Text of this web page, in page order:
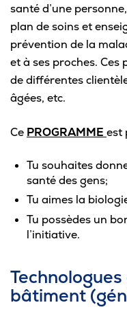
santé d’une
plan de soins et
prévention de la
et à ses proches.
de différentes
âgées, etc.
Ce PROGRAMME est
Tu souhaites
santé des gens;
Tu aimes la
Tu possèdes un
l’initiative.
bâtiment